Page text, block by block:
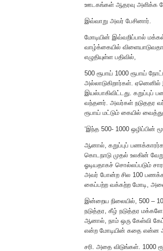
ஊடகங்கள் ஆதரவு அளிக்க
இவ்வாறு அவர் பேசினார்.
மோடியின் இவ்வறிப்பால்
வாழ்க்கையில்
எழுதியுள்ள பதிவில்,
500 ரூபாய் 1000 ரூபாய்
அல்லாடுகிறார்கள்.
இயல்பாகிவிட்டது.
வந்தனர். அவர்கள் நடுததர
ரூபாய் மட்டும் கையில்
‘இந்த 500- 1000 ஒழிப்பின்
ஆனால், கறுப்புப்
கொடநாடு முதல் உலகின்
ஓடியதாகச் சொல்லப்படும்
அவர் போன்ற சில 100
கைப்பற்ற வக்கற்ற மோடி,
இன்றைய நிலையில், 500 –
நடுத்தர, கீழ் நடுத்தர மக்களே.
ஆனால், நாம் ஒரு கேள்வி
என்ற மோடியின் கதை என்ன
சரி. அதை விடுங்கள். 1000